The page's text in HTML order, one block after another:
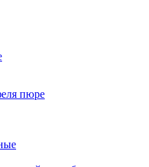
пюре